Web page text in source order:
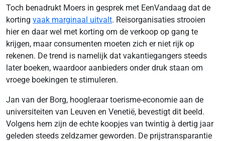
Toch benadrukt Moers in gesprek met EenVandaag dat de
korting vaak marginaal uitvalt. Reisorganisaties strooien
hier en daar wel met korting om de verkoop op gang te
krijgen, maar consumenten moeten zich er niet rijk op
rekenen. De trend is namelijk dat vakantiegangers steeds
later boeken, waardoor aanbieders onder druk staan om
vroege boekingen te stimuleren.
Jan van der Borg, hoogleraar toerisme-economie aan de
universiteiten van Leuven en Venetië, bevestigt dit beeld.
Volgens hem zijn de echte koopjes van twintig à dertig jaar
geleden steeds zeldzamer geworden. De prijstransparantie